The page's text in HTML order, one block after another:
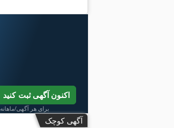
اکنون آگهی ثبت کنید
*برای هر آگهی/ماهانه
آگهی کوچک